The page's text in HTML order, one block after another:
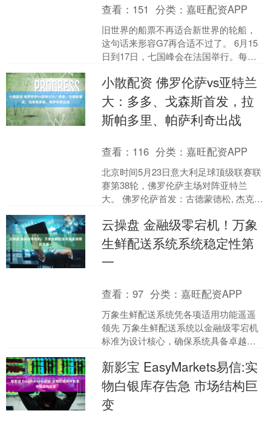
查看： 151 分类：嘉旺配资APP
旧世界的船票不再适合新世界的轮船，
这句话来形容G7再合适不过了。 6月15
日到17日，七国峰会在法国举行。每次
政治问题的联合....
小散配资 佛罗伦萨vs亚特兰
大：多多、戈森斯首发，拉
斯帕多里、帕萨利奇出战
查看： 116 分类：嘉旺配资APP
北京时间5月23日意大利足球顶级联赛联
赛第38轮，佛罗伦萨主场对阵亚特兰
大。 佛罗伦萨首发：古德蒙德松, 杰克-
....
云操盘 金融级零宕机！万象
生鲜配送系统系统稳定性第
一
查看：97 分类：嘉旺配资APP
万象生鲜配送系统凭各项适用功能遥遥
领先 万象生鲜配送系统以金融级零宕机
标准为设计核心，确保系统具备卓越的
数据反馈的每一个环节，....
新影宝 EasyMarkets易信:实
物白银库存告急 市场结构巨
变